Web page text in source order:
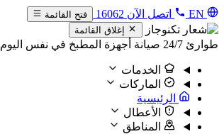
EN اتصل الآن 16062
فتح القائمة
إغلاق القائمة
طوارئ 24/7 صيانة أجهزة المطبخ في نفس اليوم
الخدمات
الماركات
الرئيسية
الأعطال
المناطق